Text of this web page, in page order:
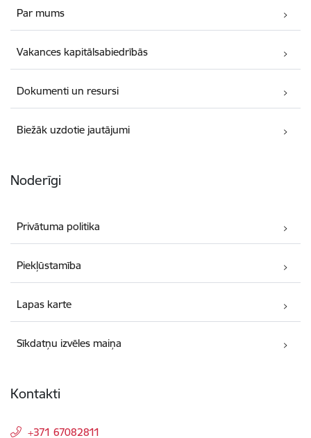
Par mums
Vakances kapitālsabiedrībās
Dokumenti un resursi
Biežāk uzdotie jautājumi
Noderīgi
Privātuma politika
Piekļūstamība
Lapas karte
Sīkdatņu izvēles maiņa
Kontakti
+371 67082811